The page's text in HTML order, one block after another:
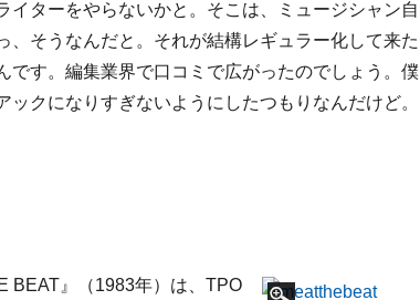
ターをやらないかと。そこは、ミュージシャン自
そうなんだと。それが結構レギュラー化して来た
す。編集業界で口コミで広がったのでしょう。僕
クになりすぎないようにしたつもりなんだけど。
BEAT』（1983年）は、TPO